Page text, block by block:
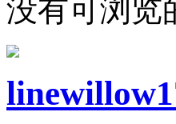
没有可浏览